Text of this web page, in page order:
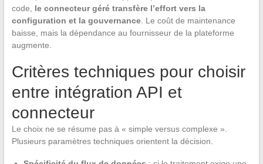
code, le connecteur géré transfère l’effort vers la
configuration et la gouvernance. Le coût de maintenance
baisse, mais la dépendance au fournisseur de la plateforme
augmente.
Critères techniques pour choisir
entre intégration API et
connecteur
Le choix ne se résume pas à « simple versus complexe ».
Plusieurs paramètres techniques orientent la décision.